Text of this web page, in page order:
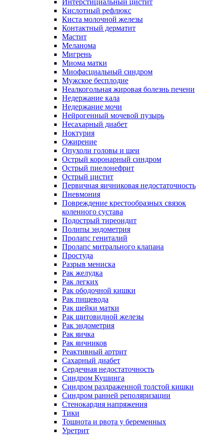
Кислотный рефлюкс
Киста молочной железы
Контактный дерматит
Мастит
Меланома
Мигрень
Миома матки
Миофасциальный синдром
Мужское бесплодие
Неалкогольная жировая болезнь печени
Недержание кала
Недержание мочи
Нейрогенный мочевой пузырь
Несахарный диабет
Ноктурия
Ожирение
Опухоли головы и шеи
Острый коронарный синдром
Острый пиелонефрит
Острый цистит
Первичная яичниковая недостаточность
Пневмония
Повреждение крестообразных связок
коленного сустава
Подострый тиреоидит
Полипы эндометрия
Пролапс гениталий
Пролапс митрального клапана
Простуда
Разрыв мениска
Рак желудка
Рак легких
Рак ободочной кишки
Рак пищевода
Рак шейки матки
Рак щитовидной железы
Рак эндометрия
Рак яичка
Рак яичников
Реактивный артрит
Сахарный диабет
Сердечная недостаточность
Синдром Кушинга
Синдром раздраженной толстой кишки
Синдром ранней реполяризации
Стенокардия напряжения
Тики
Тошнота и рвота у беременных
Уретрит